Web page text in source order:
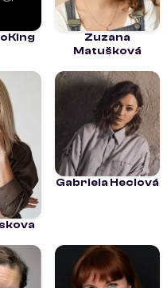
Zuzana
Matušková
Gabriela Heclová